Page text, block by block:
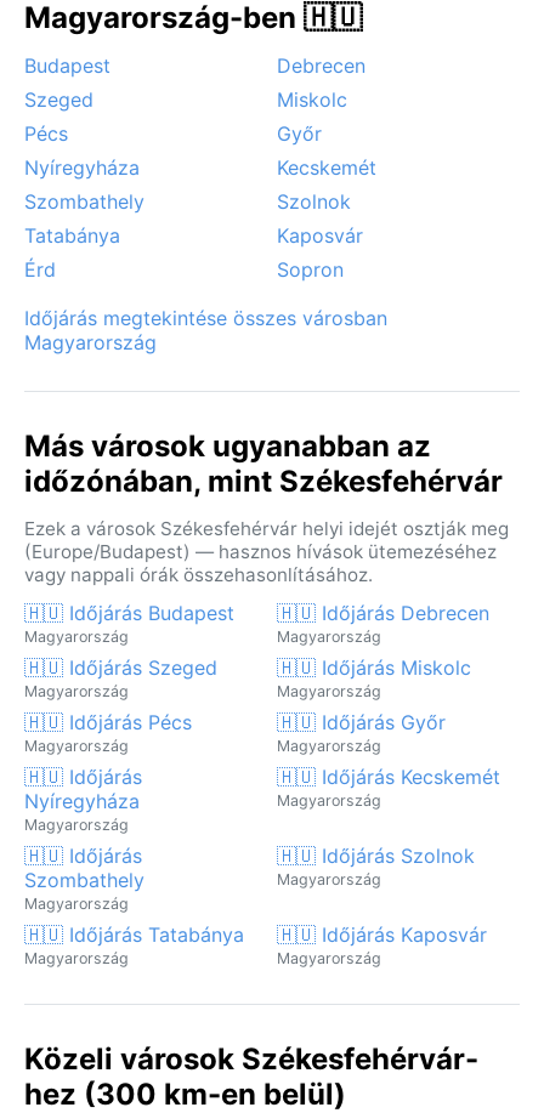
kisebb fennakadásokat. A szélsőséges időjárási
jelenségek – például tornádók vagy hosszan tartó
aszályok – ritkák, így Székesfehérvár egész évben
biztonságos és élvezetes úti cél.
Magyarország-ben 🇭🇺
Budapest
Debrecen
Szeged
Miskolc
Pécs
Győr
Nyíregyháza
Kecskemét
Szombathely
Szolnok
Tatabánya
Kaposvár
Érd
Sopron
Időjárás megtekintése összes városban
Magyarország
Más városok ugyanabban az
időzónában, mint Székesfehérvár
Ezek a városok Székesfehérvár helyi idejét osztják meg
(Europe/Budapest) — hasznos hívások ütemezéséhez
vagy nappali órák összehasonlításához.
🇭🇺 Időjárás Budapest
Magyarország
🇭🇺 Időjárás Debrecen
Magyarország
🇭🇺 Időjárás Szeged
Magyarország
🇭🇺 Időjárás Miskolc
Magyarország
🇭🇺 Időjárás Pécs
Magyarország
🇭🇺 Időjárás Győr
Magyarország
🇭🇺 Időjárás
Nyíregyháza
Magyarország
🇭🇺 Időjárás Kecskemét
Magyarország
🇭🇺 Időjárás
Szombathely
Magyarország
🇭🇺 Időjárás Szolnok
Magyarország
🇭🇺 Időjárás Tatabánya
Magyarország
🇭🇺 Időjárás Kaposvár
Magyarország
Közeli városok Székesfehérvár-
hez (300 km-en belül)